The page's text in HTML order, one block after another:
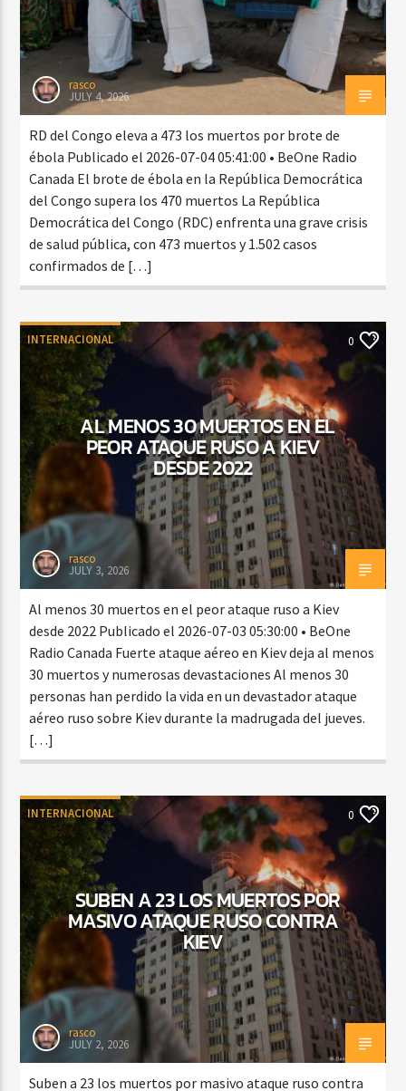
rasco
JULY 4, 2026
RD del Congo eleva a 473 los muertos por brote de
ébola Publicado el 2026-07-04 05:41:00 • BeOne Radio
Canada El brote de ébola en la República Democrática
del Congo supera los 470 muertos La República
Democrática del Congo (RDC) enfrenta una grave crisis
de salud pública, con 473 muertos y 1.502 casos
confirmados de […]
INTERNACIONAL 0
AL MENOS 30 MUERTOS EN EL
PEOR ATAQUE RUSO A KIEV
DESDE 2022
rasco
JULY 3, 2026
Al menos 30 muertos en el peor ataque ruso a Kiev
desde 2022 Publicado el 2026-07-03 05:30:00 • BeOne
Radio Canada Fuerte ataque aéreo en Kiev deja al menos
30 muertos y numerosas devastaciones Al menos 30
personas han perdido la vida en un devastador ataque
aéreo ruso sobre Kiev durante la madrugada del jueves.
[…]
INTERNACIONAL 0
SUBEN A 23 LOS MUERTOS POR
MASIVO ATAQUE RUSO CONTRA
KIEV
rasco
JULY 2, 2026
Suben a 23 los muertos por masivo ataque ruso contra